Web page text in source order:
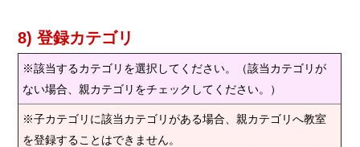
8) 登録カテゴリ
※該当するカテゴリを選択してください。（該当カテゴリが
ない場合、親カテゴリをチェックしてください。）
※子カテゴリに該当カテゴリがある場合、親カテゴリへ教室
を登録することはできません。